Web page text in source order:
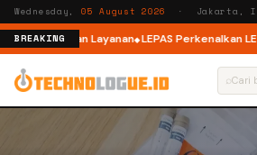
Wednesday, 05 August 2026 · Jakarta,
BREAKINGdan Layanan LEPAS Perkenalkan LEX
⌕